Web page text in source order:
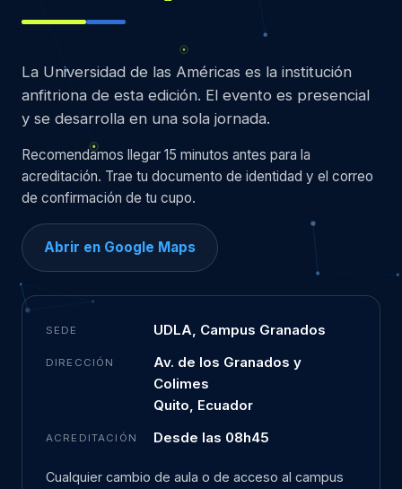
La Universidad de las Américas es la institución
anfitriona de esta edición. El evento es presencial
y se desarrolla en una sola jornada.
Recomendamos llegar 15 minutos antes para la
acreditación. Trae tu documento de identidad y el correo
de confirmación de tu cupo.
Abrir en Google Maps
SEDE UDLA, Campus Granados
DIRECCIÓN
Av. de los Granados y
Colimes
Quito, Ecuador
ACREDITACIÓN Desde las 08h45
Cualquier cambio de aula o de acceso al campus